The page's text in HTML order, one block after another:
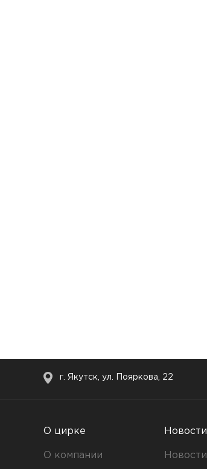
г. Якутск, ул. Пояркова, 22
О цирке
О компании
Новости
Новости